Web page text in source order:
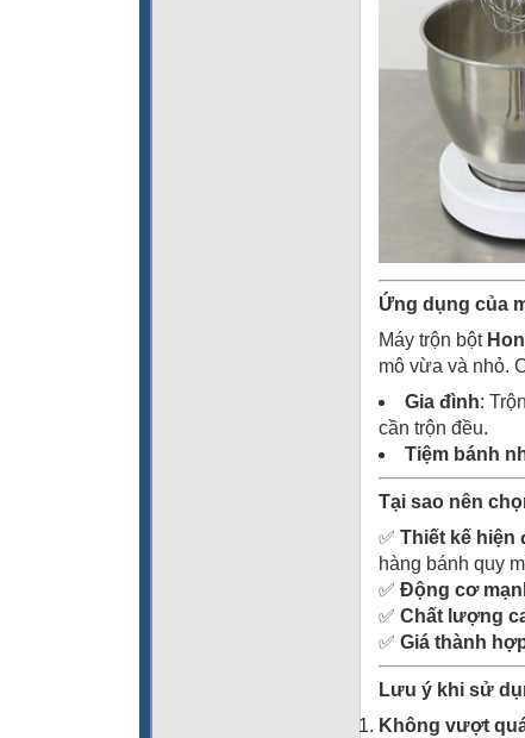
Ứng dụng của
Máy trộn bột
mô vừa và nhỏ.
Gia đình:
cần trộn đều.
Tiệm bánh
Tại sao nên
✅ Thiết kế hiện
hàng bánh quy
✅ Động cơ
✅ Chất lượng
✅ Giá thành
Lưu ý khi sử
Không vượt